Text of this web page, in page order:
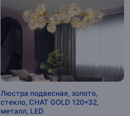
Люстра подвесная, золото,
стекло, CHAT GOLD 120*32,
металл, LED